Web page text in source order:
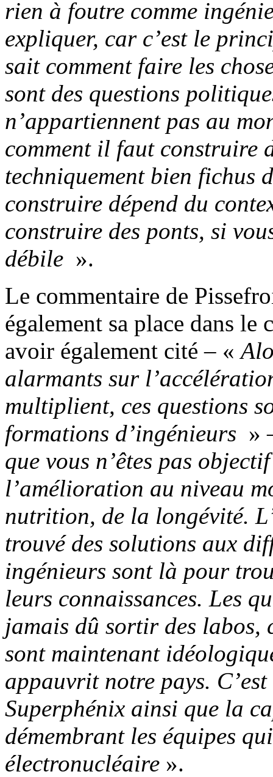
rien à foutre comme
expliquer, car c’est le
sait comment faire les
sont des questions
n’appartiennent pas au
comment il faut construire
techniquement bien fichus
construire dépend du
construire des ponts, si
débile ».
Le commentaire de
également sa place dans le
avoir également cité – «
alarmants sur
multiplient, ces questions
formations d’ingénieurs »
que vous n’êtes pas
l’amélioration au niveau
nutrition, de la longévité.
trouvé des solutions aux
ingénieurs sont là pour
leurs connaissances. Les
jamais dû sortir des labos,
sont maintenant
appauvrit notre pays.
Superphénix ainsi que la
démembrant les équipes
électronucléaire ».